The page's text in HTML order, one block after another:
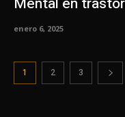
enero 6, 2025
1 2 3